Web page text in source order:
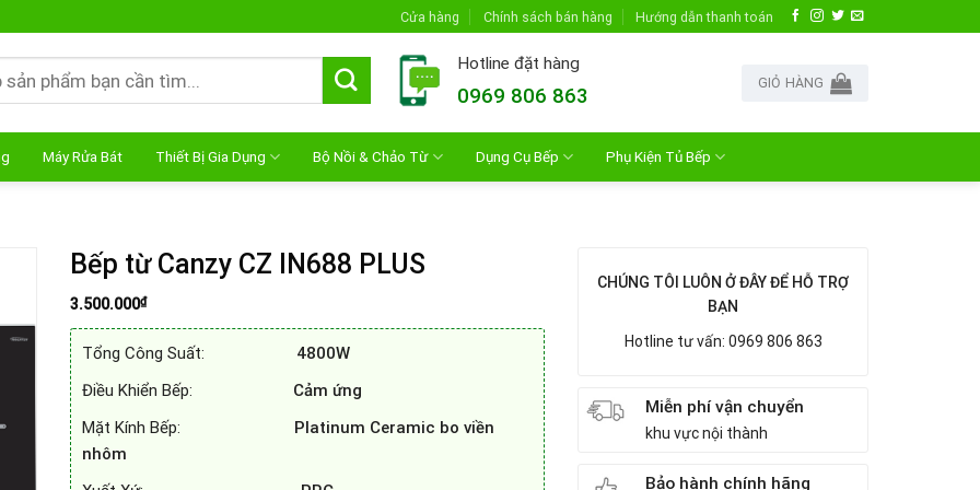
Cửa hàng Chính sách bán hàng Hướng dẫn thanh toán
Hotline đặt hàng
0969 806 863
GIỎ HÀNG
Máy Rửa Bát Thiết Bị Gia Dụng Bộ Nồi & Chảo Từ Dụng Cụ Bếp Phụ Kiện Tủ Bếp
Bếp từ Canzy CZ IN688 PLUS
3.500.000₫
Tổng Công Suất:
4800W
Điều Khiển Bếp: Cảm ứng
Mặt Kính Bếp:
Platinum Ceramic bo viền
nhôm
CHÚNG TÔI LUÔN Ở ĐÂY ĐỂ HỖ TRỢ
BẠN
Hotline tư vấn: 0969 806 863
Miễn phí vận chuyển
khu vực nội thành
Bảo hành chính hãng